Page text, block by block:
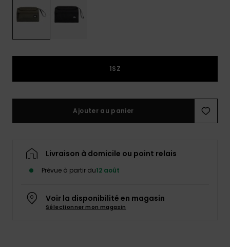
fréquentes
et notre
formulaire
1SZ
Ajouter au panier
Livraison à domicile ou point relais
Prévue à partir du12 août
Voir la disponibilité en magasin
Sélectionner mon magasin